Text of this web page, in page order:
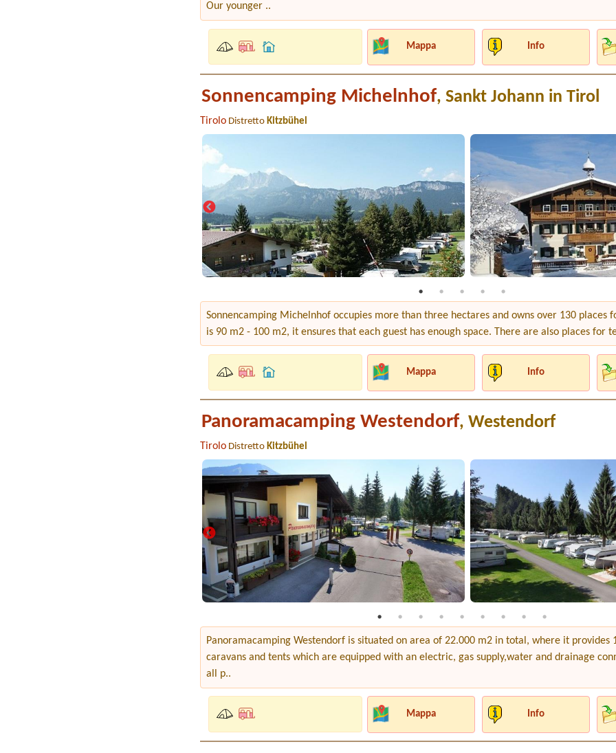
Our younger ..
Mappa Info
Sonnencamping Michelnhof, Sankt Johann in Tirol
TiroloDistretto Kitzbühel
Sonnencamping Michelnhof occupies more than three hectares and owns over 130 places
is 90 m2 - 100 m2, it ensures that each guest has enough space. There are also places for
Mappa Info
Panoramacamping Westendorf, Westendorf
TiroloDistretto Kitzbühel
Panoramacamping Westendorf is situated on area of 22.000 m2 in total, where it provides
caravans and tents which are equipped with an electric, gas supply,water and drainage
all p..
Mappa Info